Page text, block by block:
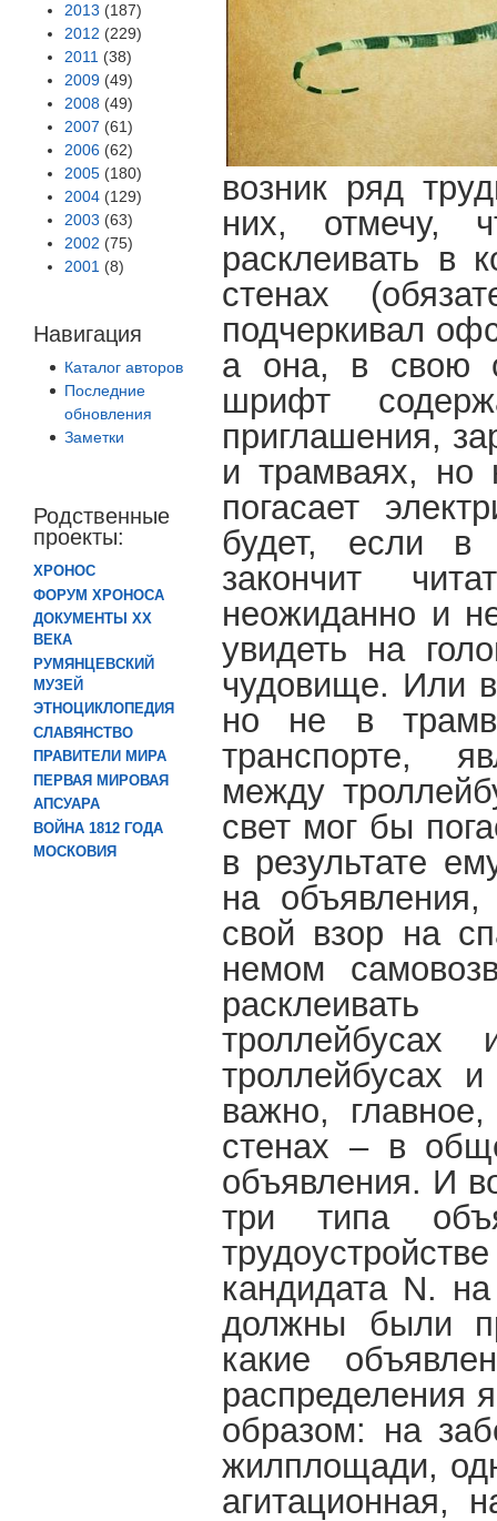
2013 (187)
2012 (229)
2011 (38)
2009 (49)
2008 (49)
2007 (61)
2006 (62)
2005 (180)
2004 (129)
2003 (63)
2002 (75)
2001 (8)
Навигация
Каталог авторов
Последние
обновления
Заметки
Родственные
проекты:
ХРОНОС
ФОРУМ ХРОНОСА
ДОКУМЕНТЫ XX
ВЕКА
РУМЯНЦЕВСКИЙ
МУЗЕЙ
ЭТНОЦИКЛОПЕДИЯ
СЛАВЯНСТВО
ПРАВИТЕЛИ МИРА
ПЕРВАЯ МИРОВАЯ
АПСУАРА
ВОЙНА 1812 ГОДА
МОСКОВИЯ
возник ряд
них, отмечу,
расклеивать в
стенах
подчеркивал
а она, в свою
шрифт
приглашения,
и трамваях, но
погасает
будет, если в
закончит
неожиданно и
увидеть на
чудовище. Или
но не в
транспорте,
между
свет мог бы
в результате
на
свой взор на
немом
троллейбусах
важно,
стенах – в
объявления. И
три типа
кандидата N. на
должны были
какие
распределения
образом: на
жилплощади,
агитационная,